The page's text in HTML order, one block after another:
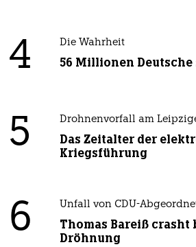
4 Die Wahrheit
56 Millionen
5 Drohnenvorfall am
Das Zeitalter der
Kriegsführung
6 Unfall von CDU-
Thomas Bareiß crasht
Dröhnung